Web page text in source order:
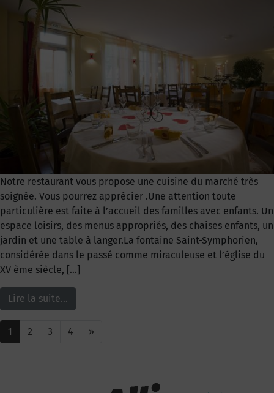
Notre restaurant vous propose une cuisine du marché très
soignée. Vous pourrez apprécier .Une attention toute
particulière est faite à l’accueil des familles avec enfants. Un
espace loisirs, des menus appropriés, des chaises enfants, un
jardin et une table à langer.La fontaine Saint-Symphorien,
considérée dans le passé comme miraculeuse et l’église du
XV ème siècle, […]
Lire la suite…
1 2 3 4 »